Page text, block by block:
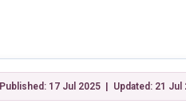
Published: 17 Jul 2025 | Updated: 21 Jul